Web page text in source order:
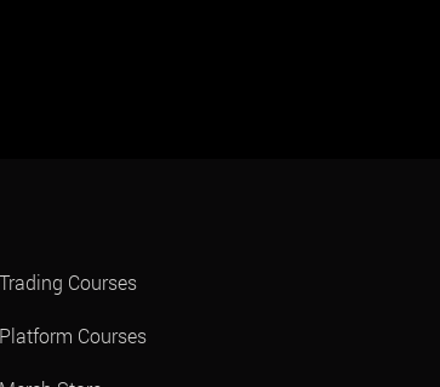
Trading Courses
Platform Courses